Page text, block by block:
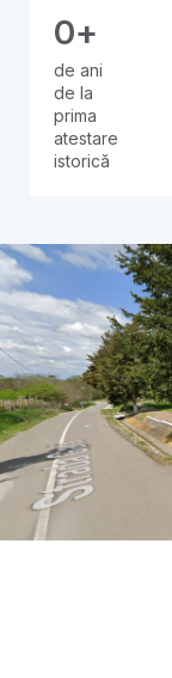
de ani
de la
prima
atestare
istorică
0+